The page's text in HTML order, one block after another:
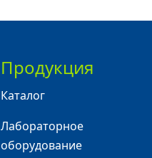
Продукция
Каталог
Лабораторное
оборудование